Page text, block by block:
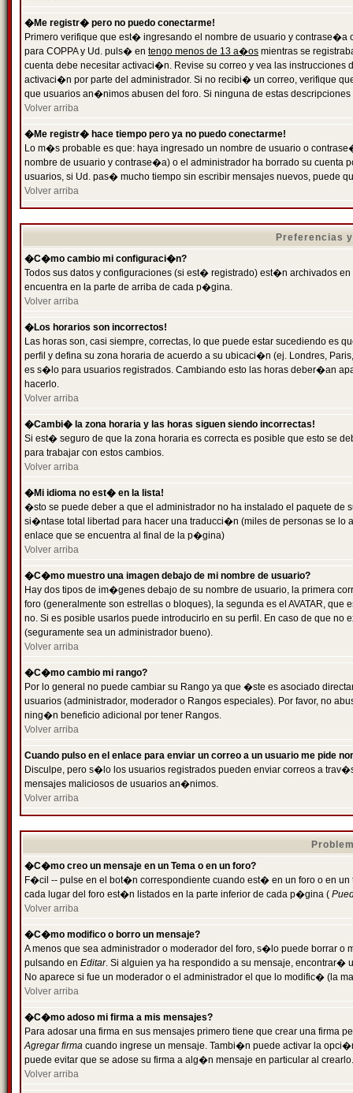
�Me registr� pero no puedo conectarme!
Primero verifique que est� ingresando el nombre de usuario y
para COPPA y Ud. puls� en tengo menos de 13 a�os mientras se
cuenta debe necesitar activaci�n. Revise su correo y vea las
activaci�n por parte del administrador. Si no recibi� un correo, verifique
que usuarios an�nimos abusen del foro. Si ninguna de estas
Volver arriba
�Me registr� hace tiempo pero ya no puedo conectarme!
Lo m�s probable es que: haya ingresado un nombre de usuario o
nombre de usuario y contrase�a) o el administrador ha borrado su
usuarios, si Ud. pas� mucho tiempo sin escribir mensajes nuevos, puede
Volver arriba
Preferencias
�C�mo cambio mi configuraci�n?
Todos sus datos y configuraciones (si est� registrado) est�n archivados
encuentra en la parte de arriba de cada p�gina.
Volver arriba
�Los horarios son incorrectos!
Las horas son, casi siempre, correctas, lo que puede estar sucediendo es
perfil y defina su zona horaria de acuerdo a su ubicaci�n (ej. Londres,
es s�lo para usuarios registrados. Cambiando esto las horas deber�an
hacerlo.
Volver arriba
�Cambi� la zona horaria y las horas siguen siendo incorrectas!
Si est� seguro de que la zona horaria es correcta es posible que esto se
para trabajar con estos cambios.
Volver arriba
�Mi idioma no est� en la lista!
�sto se puede deber a que el administrador no ha instalado el paquete
si�ntase total libertad para hacer una traducci�n (miles de personas se
enlace que se encuentra al final de la p�gina)
Volver arriba
�C�mo muestro una imagen debajo de mi nombre de usuario?
Hay dos tipos de im�genes debajo de su nombre de usuario, la primera
foro (generalmente son estrellas o bloques), la segunda es el AVATAR,
no. Si es posible usarlos puede introducirlo en su perfil. En caso de que
(seguramente sea un administrador bueno).
Volver arriba
�C�mo cambio mi rango?
Por lo general no puede cambiar su Rango ya que �ste es asociado
usuarios (administrador, moderador o Rangos especiales). Por favor, no
ning�n beneficio adicional por tener Rangos.
Volver arriba
Cuando pulso en el enlace para enviar un correo a un usuario me pide
Disculpe, pero s�lo los usuarios registrados pueden enviar correos a
mensajes maliciosos de usuarios an�nimos.
Volver arriba
�C�mo creo un mensaje en un Tema o en un foro?
F�cil -- pulse en el bot�n correspondiente cuando est� en un foro o en
cada lugar del foro est�n listados en la parte inferior de cada p�gina (
Volver arriba
�C�mo modifico o borro un mensaje?
A menos que sea administrador o moderador del foro, s�lo puede borrar o
pulsando en Editar. Si alguien ya ha respondido a su mensaje, encontrar�
No aparece si fue un moderador o el administrador el que lo modific� (la
Volver arriba
�C�mo adoso mi firma a mis mensajes?
Para adosar una firma en sus mensajes primero tiene que crear una firma
Agregar firma cuando ingrese un mensaje. Tambi�n puede activar la
puede evitar que se adose su firma a alg�n mensaje en particular al crearlo.
Volver arriba